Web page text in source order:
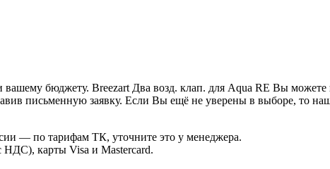
бюджету. Breezart Два возд. клап. для Aqua RE Вы
письменную заявку. Если Вы ещё не уверены в выборе, то
— по тарифам ТК, уточните это у менеджера.
НДС), карты Visa и Mastercard.